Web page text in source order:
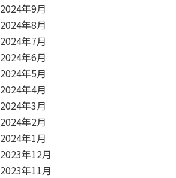
2024年9月
2024年8月
2024年7月
2024年6月
2024年5月
2024年4月
2024年3月
2024年2月
2024年1月
2023年12月
2023年11月